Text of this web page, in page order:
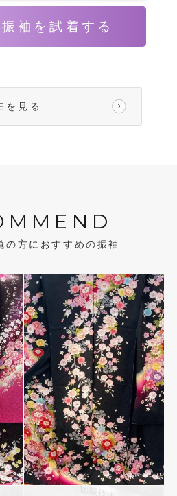
袖を試着する
を見る
の方におすすめの振袖